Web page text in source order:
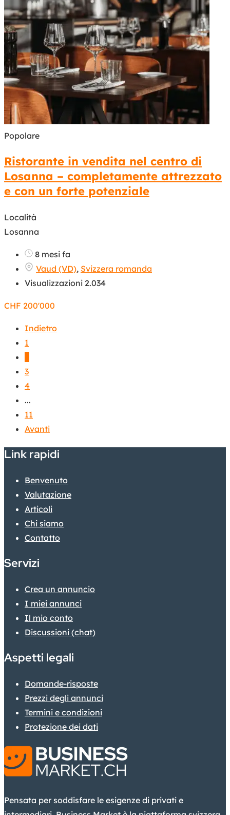
Popolare
Ristorante in vendita nel centro di
Losanna – completamente attrezzato
e con un forte potenziale
Località
Losanna
8 mesi fa
Vaud (VD), Svizzera romanda
Visualizzazioni 2.034
CHF 200'000
Indietro
1
3
4
...
11
Avanti
Link rapidi
Benvenuto
Valutazione
Articoli
Chi siamo
Contatto
Servizi
Crea un annuncio
I miei annunci
Il mio conto
Discussioni (chat)
Aspetti legali
Domande-risposte
Prezzi degli annunci
Termini e condizioni
Protezione dei dati
Pensata per soddisfare le esigenze di privati e